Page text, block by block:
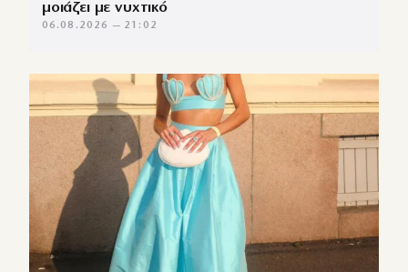
μοιάζει με νυχτικό
06.08.2026 — 21:02